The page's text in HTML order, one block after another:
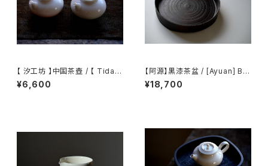
【 汐工坊 】中国茶壺 / 【 Tidal
Atelier 】Chinese teapot
¥6,600
【阿源】黒漆茶盆 / [Ayuan] Bla
ck Lacquer Tea Tray
¥18,700